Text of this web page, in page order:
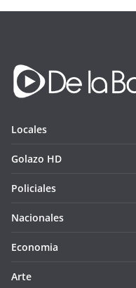
Locales
Golazo HD
Policiales
Nacionales
Economia
Arte